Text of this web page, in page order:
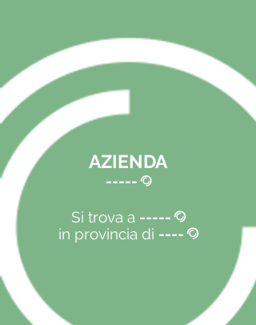
Si trova a ----- @
in provincia di ---- @
AZIENDA
-----@